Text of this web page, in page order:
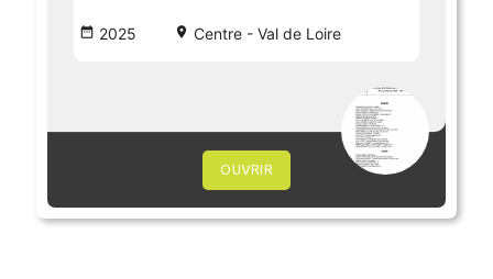
date_range 2025 place Centre - Val de Loire
OUVRIR